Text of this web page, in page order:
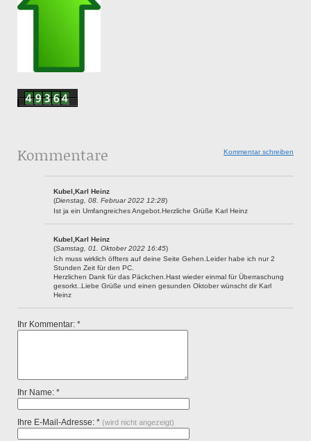
Kommentar schreiben
Kommentare
Kubel,Karl Heinz
(Dienstag, 08. Februar 2022 12:28)
Ist ja ein Umfangreiches Angebot.Herzliche Grüße Karl Heinz
Kubel,Karl Heinz
(Samstag, 01. Oktober 2022 16:45)
Ich muss wirklich öffters auf deine Seite Gehen.Leider habe ich nur 2
Stunden Zeit für den PC.
Herzlichen Dank für das Päckchen.Hast wieder einmal für Überraschung
gesorkt..Liebe Grüße und einen gesunden Oktober wünscht dir Karl
Heinz
Ihr Kommentar: *
Ihr Name: *
Ihre E-Mail-Adresse: * (wird nicht angezeigt)